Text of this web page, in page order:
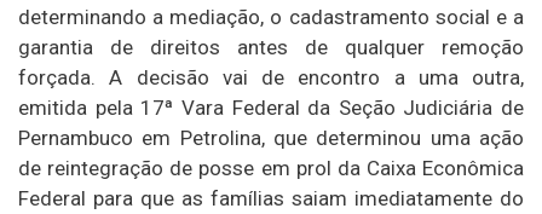
determinando a mediação, o cadastramento social e a
garantia de direitos antes de qualquer remoção
forçada. A decisão vai de encontro a uma outra,
emitida pela 17ª Vara Federal da Seção Judiciária de
Pernambuco em Petrolina, que determinou uma ação
de reintegração de posse em prol da Caixa Econômica
Federal para que as famílias saiam imediatamente do